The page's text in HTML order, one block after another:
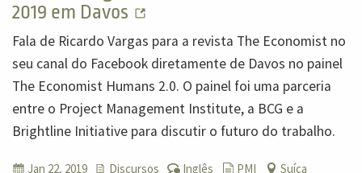
2019 em Davos
Fala de Ricardo Vargas para a revista The Economist no
seu canal do Facebook diretamente de Davos no painel
The Economist Humans 2.0. O painel foi uma parceria
entre o Project Management Institute, a BCG e a
Brightline Initiative para discutir o futuro do trabalho.
Jan 22, 2019 Discursos Inglês PMI Suíça